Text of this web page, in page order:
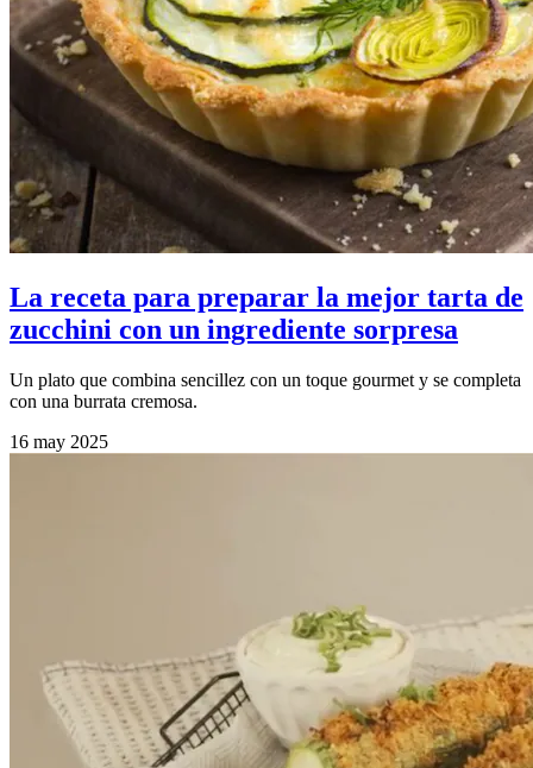
La receta para preparar la mejor tarta de
zucchini con un ingrediente sorpresa
Un plato que combina sencillez con un toque gourmet y se completa
con una burrata cremosa.
16 may 2025